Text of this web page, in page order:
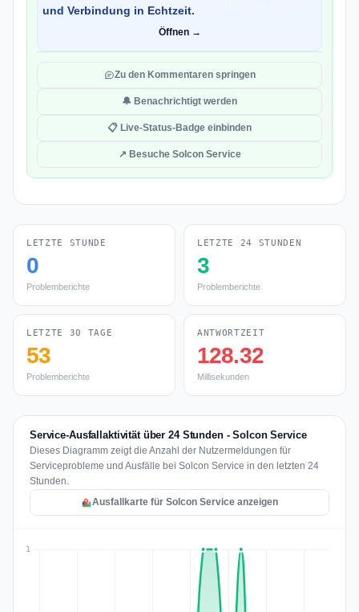
und Verbindung in Echtzeit.
Öffnen →
Zu den Kommentaren springen
🔔 Benachrichtigt werden
📋 Live-Status-Badge einbinden
↗ Besuche Solcon Service
LETZTE STUNDE
0
Problemberichte
LETZTE 24 STUNDEN
3
Problemberichte
LETZTE 30 TAGE
53
Problemberichte
ANTWORTZEIT
128.32
Millisekunden
Service-Ausfallaktivität über 24 Stunden - Solcon Service
Dieses Diagramm zeigt die Anzahl der Nutzermeldungen für
Serviceprobleme und Ausfälle bei Solcon Service in den letzten 24
Stunden.
Ausfallkarte für Solcon Service anzeigen